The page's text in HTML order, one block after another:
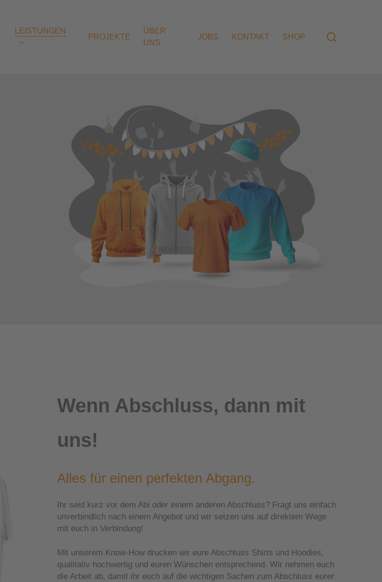
LEISTUNGEN
Arbeitskleidung
Vereinskleidung
Abschluss
Konzeption
Umsetzung
PROJEKTE
ÜBER
UNS
JOBS KONTAKT SHOP
Wenn Abschluss, dann mit
uns!
Alles für einen perfekten Abgang.
Ihr seid kurz vor dem Abi oder einem anderen Abschluss? Fragt uns einfach
unverbindlich nach einem Angebot und wir setzen uns auf direktem Wege
mit euch in Verbindung!
Mit unserem Know-How drucken wir eure Abschluss Shirts und Hoodies,
qualitativ hochwertig und euren Wünschen entsprechend. Wir nehmen euch
die Arbeit ab, damit ihr euch auf die wichtigen Sachen zum Abschluss eurer